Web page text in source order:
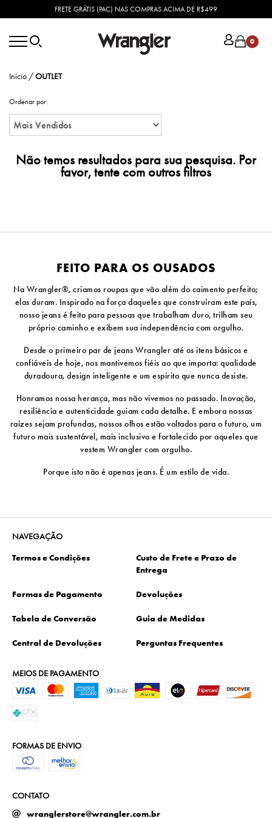
FRETE GRÁTIS (PAC) NAS COMPRAS ACIMA DE R$499
0
Início /OUTLET
Ordenar por:
Não temos resultados para sua pesquisa. Por
favor, tente com outros filtros
FEITO PARA OS OUSADOS
Na Wrangler®, criamos roupas que vão além do caimento perfeito;
elas duram. Inspirado na força daqueles que construíram este país,
nosso jeans é feito para pessoas que trabalham duro, trilham seu
próprio caminho e exibem sua independência com orgulho.
Desde o primeiro par de jeans Wrangler até os itens básicos e
confiáveis ​​de hoje, nos mantivemos fiéis ao que importa: qualidade
duradoura, design inteligente e um espírito que nunca desiste.
Honramos nossa herança, mas não vivemos no passado. Inovação,
resiliência e autenticidade guiam cada detalhe. E embora nossas
raízes sejam profundas, nossos olhos estão voltados para o futuro, um
futuro mais sustentável, mais inclusivo e fortalecido por aqueles que
vestem Wrangler com orgulho.
Porque isto não é apenas jeans. É um estilo de vida.
NAVEGAÇÃO
Termos e Condições
Custo de Frete e Prazo de
Entrega
Formas de Pagamento Devoluções
Tabela de Conversão Guia de Medidas
Central de Devoluções Perguntas Frequentes
MEIOS DE PAGAMENTO
FORMAS DE ENVIO
CONTATO
wranglerstore@wrangler.com.br